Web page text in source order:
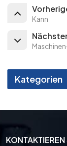
Kann
Kategorien
KONTAKTIEREN